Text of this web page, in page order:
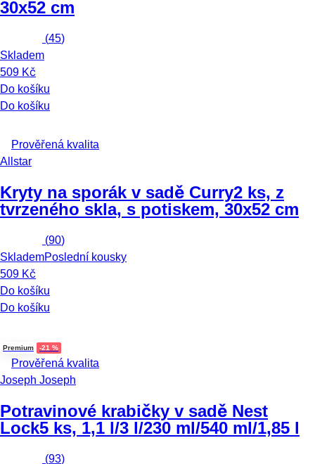
30x52 cm
(45)
Skladem
509 Kč
Do košíku
Do košíku
Prověřená kvalita
Allstar
Kryty na sporák v sadě Curry2 ks, z
tvrzeného skla, s potiskem, 30x52 cm
(90)
SklademPoslední kousky
509 Kč
Do košíku
Do košíku
Premium -21 %
Prověřená kvalita
Joseph Joseph
Potravinové krabičky v sadě Nest
Lock5 ks, 1,1 l/3 l/230 ml/540 ml/1,85 l
(93)